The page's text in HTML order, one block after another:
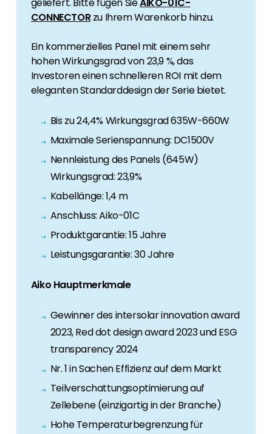
Erneuerbaren Energie Branche? Dann sind Sie
bei uns richtig!
Hauseigentümer
Wenn Sie auf der Suche nach wichtigen
Produkt- und Brancheninformationen sind,
werden Sie bei uns fündig.
CONNECTORzu Ihrem Warenkorb hinzu.
Ein kommerzielles Panel mit einem sehr
hohen Wirkungsgrad von 23,9 %, das
Investoren einen schnelleren ROI mit dem
eleganten Standarddesign der Serie bietet.
Bis zu 24,4% Wirkungsgrad 635W-660W
Maximale Serienspannung: DC1500V
Nennleistung des Panels (645W)
Wirkungsgrad: 23,9%
Kabellänge: 1,4 m
Anschluss: Aiko-01C
Produktgarantie: 15 Jahre
Leistungsgarantie: 30 Jahre
Aiko Hauptmerkmale
Gewinner des intersolar innovation award
2023, Red dot design award 2023 und ESG
transparency 2024
Nr. 1 in Sachen Effizienz auf dem Markt
Teilverschattungsoptimierung auf
Zellebene (einzigartig in der Branche)
Hohe Temperaturbegrenzung für